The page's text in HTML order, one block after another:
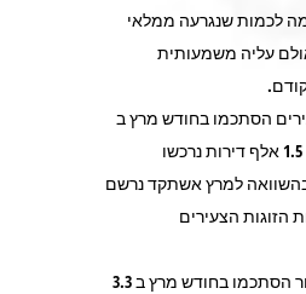
עליה משמעותית
הסתכמו בחודש מרץ ב
למרץ אשתקד נרשם
רכישות משפרי הדיור הסתכמו בחודש מרץ ב 3.3